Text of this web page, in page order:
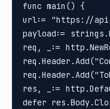
func main() {
url:= "https://
payload:=
req, _:=
res, _:=
defer